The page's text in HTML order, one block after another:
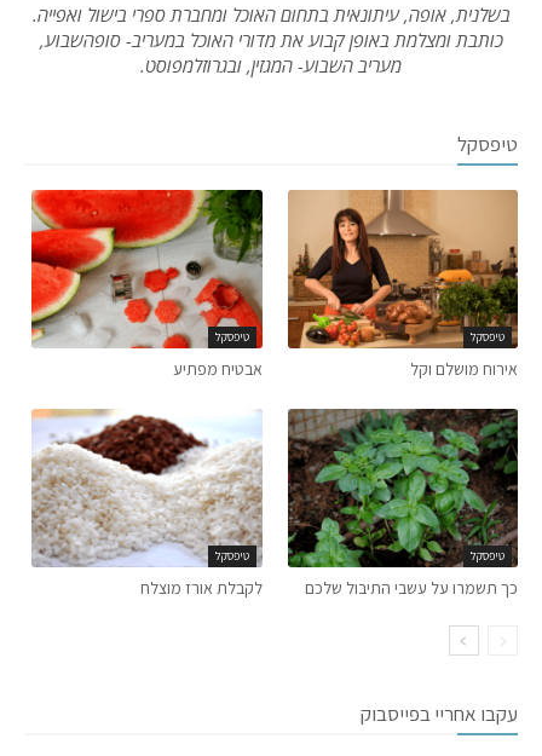
בשלנית, אופה, עיתונאית בתחום האוכל ומחברת ספרי בישול ואפייה.
כותבת ומצלמת באופן קבוע את מדורי האוכל במעריב- סופהשבוע,
מעריב השבוע- המגזין, ובגרוזלמפוסט.
טיפסקל
טיפסקל
אירוח מושלם וקל
טיפסקל
אבטיח מפתיע
טיפסקל
כך תשמרו על עשבי התיבול שלכם
טיפסקל
לקבלת אורז מוצלח
עקבו אחריי בפייסבוק